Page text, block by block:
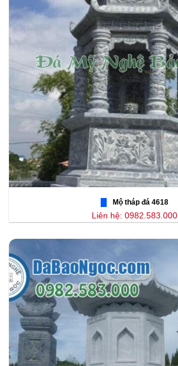
Mộ tháp đá 4618
Liên hệ: 0982.583.000